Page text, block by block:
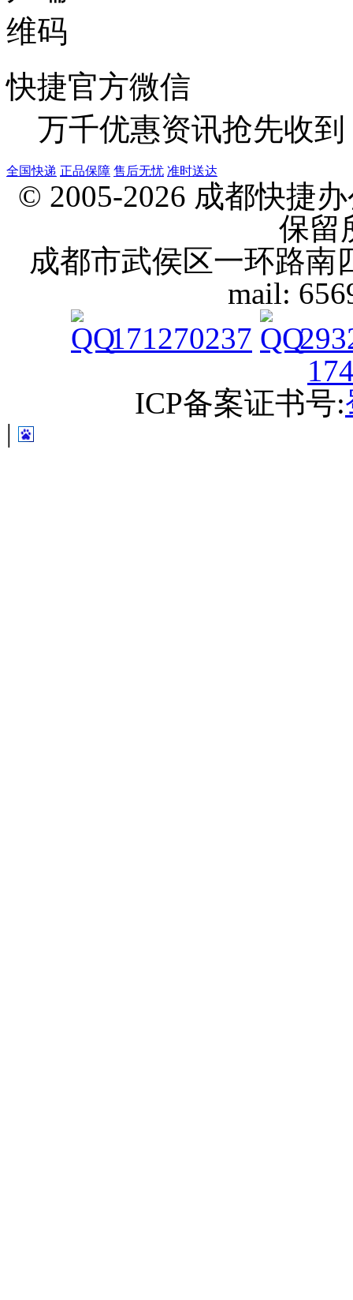
快捷官方微信
万千优惠资讯抢先收
全国快递 正品保障 售后无忧 准时送达
© 2005-2026 成都快捷
保留
成都市武侯区一环路南
mail:
171270237
ICP备案证书号:
|